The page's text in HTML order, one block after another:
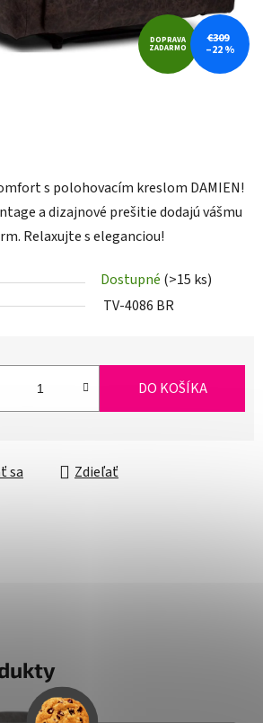
s polohovacím kreslom DAMIEN!
a dizajnové prešitie dodajú vášmu
Relaxujte s eleganciou!
Dostupné (>15 ks)
TV-4086 BR
DO KOŠÍKA
sa Zdieľať
DOPRAVA
ZADARMO
€309
–22 %